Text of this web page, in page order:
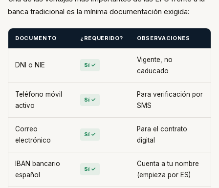
banca tradicional es la mínima documentación exigida:
DOCUMENTO ¿REQUERIDO? OBSERVACIONES
DNI o NIE Sí ✓
Vigente, no
caducado
Teléfono móvil
activo
Sí ✓
Para verificación por
SMS
Correo
electrónico
Sí ✓
Para el contrato
digital
IBAN bancario
español
Sí ✓
Cuenta a tu nombre
(empieza por ES)